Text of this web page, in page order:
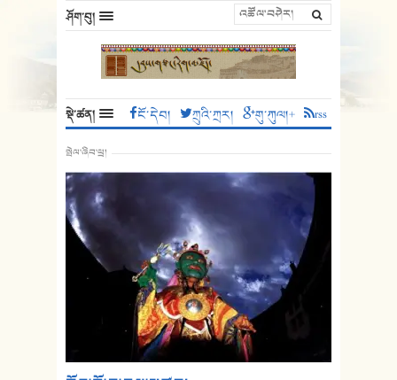
ཤོག་བུ།
སྡེ་ཚན། ངོ་དེབ། ཀྲུའི་ཀྲར། གུ་ཀུལ།+ rss
སྤེལ་ཞིབ་ཕྲ།